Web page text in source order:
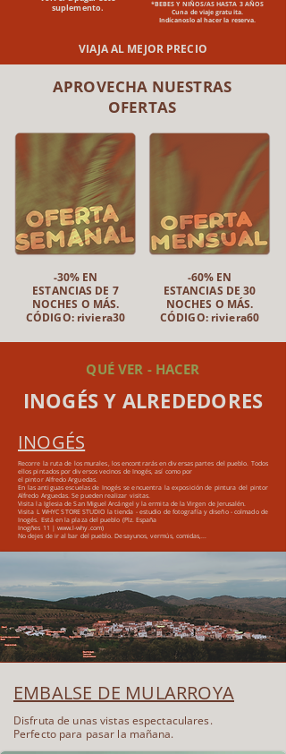
*BEBES Y NIÑOS/AS HASTA 3 AÑOS
Cuna de viaje gratuita.
Indícanoslo al hacer la reserva.
VIAJA AL MEJOR PRECIO
suplemento.
APROVECHA NUESTRAS
OFERTAS
-30% EN
ESTANCIAS DE 7
NOCHES O MÁS.
CÓDIGO: riviera30
-60% EN
ESTANCIAS DE 30
NOCHES O MÁS.
CÓDIGO: riviera60
QUÉ VER - HACER
INOGÉS Y ALREDEDORES
INOGÉS
Recorre la ruta de los murales, los encontrarás en diversas partes del pueblo. Todos
ellos pintados por diversos vecinos de Inogés, así como por
el pintor Alfredo Arguedas.
En las antiguas escuelas de Inogés se encuentra la exposición de pintura del pintor
Alfredo Arguedas. Se pueden realizar visitas.
Visita la Iglesia de San Miguel Arcángel y la ermita de la Virgen de Jerusalén.
Visita L WHYC STORE STUDIO la tienda - estudio de fotografía y diseño - colmado de
Inogés. Está en la plaza del pueblo (Plz. España
Inogñes 11 | www.l-why.com)
No dejes de ir al bar del pueblo. Desayunos, vermús, comidas,...
EMBALSE DE MULARROYA
Disfruta de unas vistas espectaculares.
Perfecto para pasar la mañana.